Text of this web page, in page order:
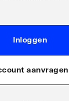
Inloggen
aanvragen